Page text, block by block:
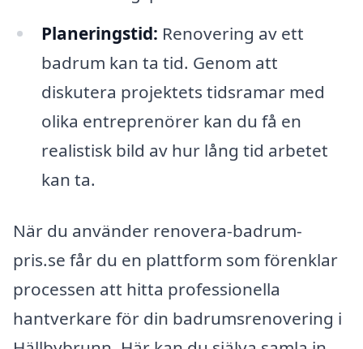
Planeringstid: Renovering av ett
badrum kan ta tid. Genom att
diskutera projektets tidsramar med
olika entreprenörer kan du få en
realistisk bild av hur lång tid arbetet
kan ta.
När du använder renovera-badrum-
pris.se får du en plattform som förenklar
processen att hitta professionella
hantverkare för din badrumsrenovering i